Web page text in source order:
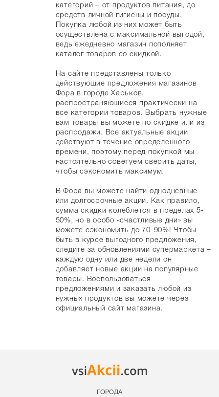
категорий – от продуктов питания, до
средств личной гигиены и посуды.
Покупка любой из них может быть
осуществлена с максимальной выгодой,
ведь ежедневно магазин пополняет
каталог товаров со скидкой.
На сайте представлены только
действующие предложения магазинов
Фора в городе Харьков,
распространяющиеся практически на
все категории товаров. Выбрать нужные
вам товары вы можете по скидке или из
распродажи. Все актуальные акции
действуют в течение определенного
времени, поэтому перед покупкой мы
настоятельно советуем сверить даты,
чтобы сэкономить максимум.
В Фора вы можете найти однодневные
или долгосрочные акции. Как правило,
сумма скидки колеблется в пределах 5-
50%, но в особо «счастливые дни» вы
можете сэкономить до 70-90%! Чтобы
быть в курсе выгодного предложения,
следите за обновлениями супермаркета –
каждую одну или две недели он
добавляет новые акции на популярные
товары. Воспользоваться
предложениями и заказать любой из
нужных продуктов вы можете через
официальный сайт магазина.
ГОРОДА